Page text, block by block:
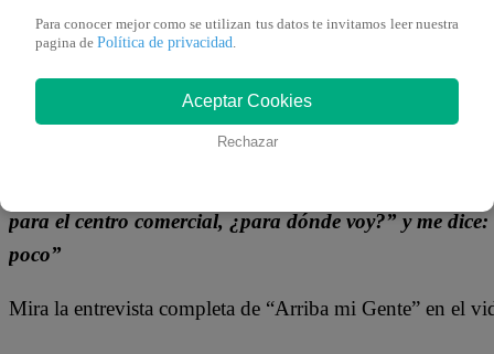
l barrio de acá me parece más divertido”.
para el centro comercial, ¿para dónde voy?” y me
poco”
Mira la entrevista completa de “Arriba mi Gente” en el
Para conocer mejor como se utilizan tus datos te invitamos leer nuestra
pagina de Política de privacidad.
Aceptar Cookies
Rechazar